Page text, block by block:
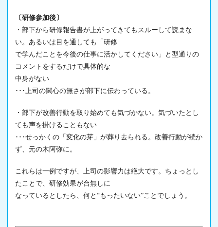
〔研修参加後〕
・部下から研修報告書が上がってきてもスルーして読まな
い。あるいは目を通しても「研修
で学んだことを今後の仕事に活かしてください」と型通りの
コメントをするだけで具体的な
中身がない
･･･上司の関心の無さが部下に伝わっている。
・部下が改善行動を取り始めても気づかない。気づいたとし
ても声を掛けることもない
･･･せっかくの「変化の芽」が葬り去られる。改善行動が続か
ず、元の木阿弥に。
これらは一例ですが、上司の影響力は絶大です。ちょっとし
たことで、 研修効果が台無しに
なっているとしたら、何と“もったいない”ことでしょう。